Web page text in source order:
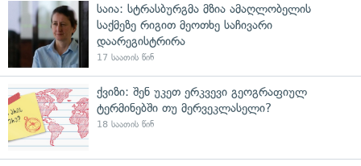
საია: სტრასბურგმა მზია ამაღლობელის
საქმეზე რიგით მეოთხე საჩივარი
დაარეგისტრირა
17 საათის წინ
ქვიზი: შენ უკეთ ერკვევი გეოგრაფიულ
ტერმინებში თუ მერვეკლასელი?
18 საათის წინ